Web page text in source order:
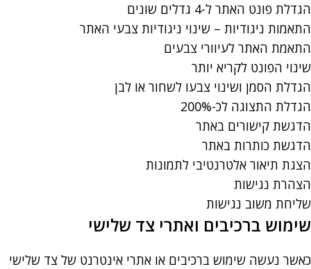
הגדלת פונט האתר ל-4 גדלים שונים
התאמות ניגודיות – שינוי ניגודיות צבעי האתר
התאמת האתר לעיוורי צבעים
שינוי הפונט לקריא יותר
הגדלת הסמן ושינוי צבעו לשחור או לבן
הגדלת התצוגה לכ-200%
הדגשת קישורים באתר
הדגשת כותרות באתר
הצגת תיאור אלטרנטיבי לתמונות
הצהרת נגישות
שליחת משוב נגישות
שימוש ברכיבים ואתרי צד שלישי
כאשר נעשה שימוש ברכיבים או אתרי אינטרנט של צד שלישי